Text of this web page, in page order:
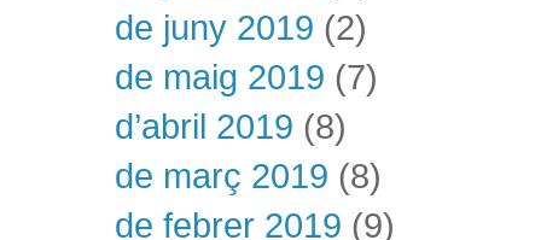
de juny 2019 (2)
de maig 2019 (7)
d’abril 2019 (8)
de març 2019 (8)
de febrer 2019 (9)